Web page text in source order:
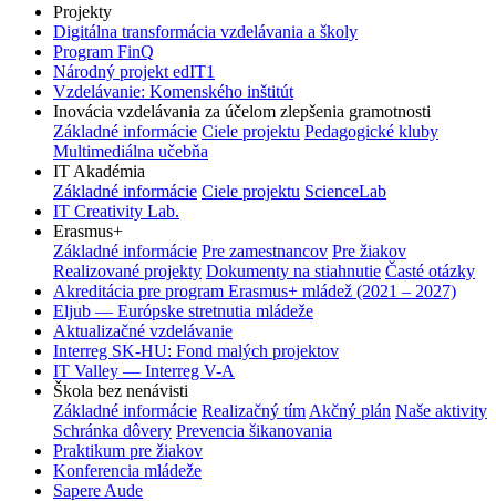
Projekty
Digitálna transformácia vzdelávania a školy
Program FinQ
Národný projekt edIT1
Vzdelávanie: Komenského inštitút
Inovácia vzdelávania za účelom zlepšenia gramotnosti
Základné informácie Ciele projektu Pedagogické kluby
Multimediálna učebňa
IT Akadémia
Základné informácie Ciele projektu ScienceLab
IT Creativity Lab.
Erasmus+
Základné informácie Pre zamestnancov Pre žiakov
Realizované projekty Dokumenty na stiahnutie Časté otázky
Akreditácia pre program Erasmus+ mládež (2021 – 2027)
Eljub — Európske stretnutia mládeže
Aktualizačné vzdelávanie
Interreg SK-HU: Fond malých projektov
IT Valley — Interreg V-A
Škola bez nenávisti
Základné informácie Realizačný tím Akčný plán Naše aktivity
Schránka dôvery Prevencia šikanovania
Praktikum pre žiakov
Konferencia mládeže
Sapere Aude